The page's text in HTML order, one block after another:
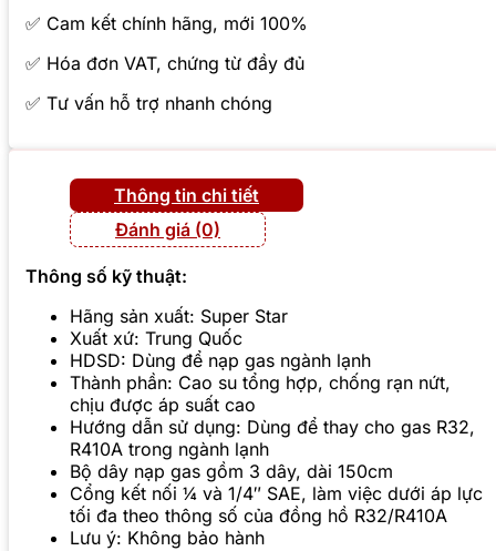
✅ Cam kết chính hãng, mới 100%
✅ Hóa đơn VAT, chứng từ đầy đủ
✅ Tư vấn hỗ trợ nhanh chóng
Thông tin chi tiết
Đánh giá (0)
Thông số kỹ thuật:
Hãng sản xuất: Super Star
Xuất xứ: Trung Quốc
HDSD: Dùng để nạp gas ngành lạnh
Thành phần: Cao su tổng hợp, chống rạn nứt,
chịu được áp suất cao
Hướng dẫn sử dụng: Dùng để thay cho gas R32,
R410A trong ngành lạnh
Bộ dây nạp gas gồm 3 dây, dài 150cm
Cổng kết nối ¼ và 1/4″ SAE, làm việc dưới áp lực
tối đa theo thông số của đồng hồ R32/R410A
Lưu ý: Không bảo hành